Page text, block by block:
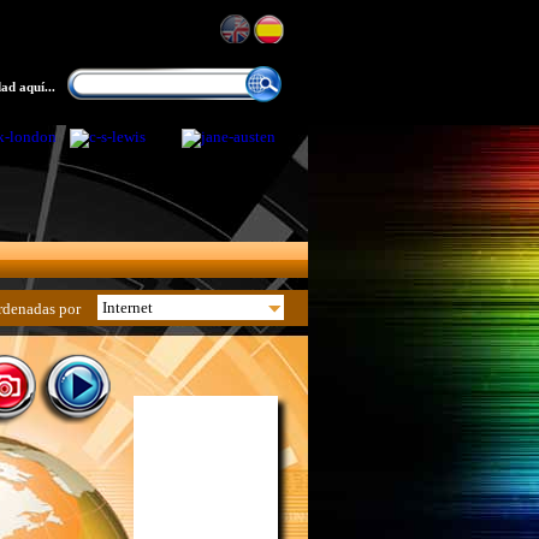
aquí...
por